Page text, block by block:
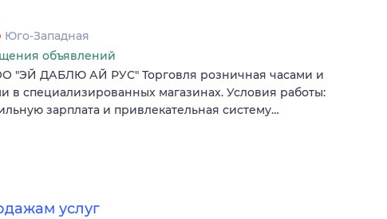
Юго-Западная
объявлений
"ЭЙ ДАБЛЮ АЙ РУС" Торговля розничная часами и
специализированных магазинах. Условия работы:
зарплата и привлекательная систему…
услуг